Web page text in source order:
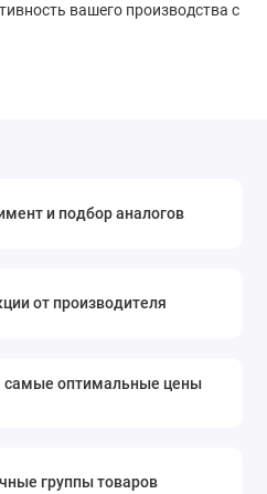
вашего производства с
и подбор аналогов
от производителя
самые оптимальные цены
группы товаров